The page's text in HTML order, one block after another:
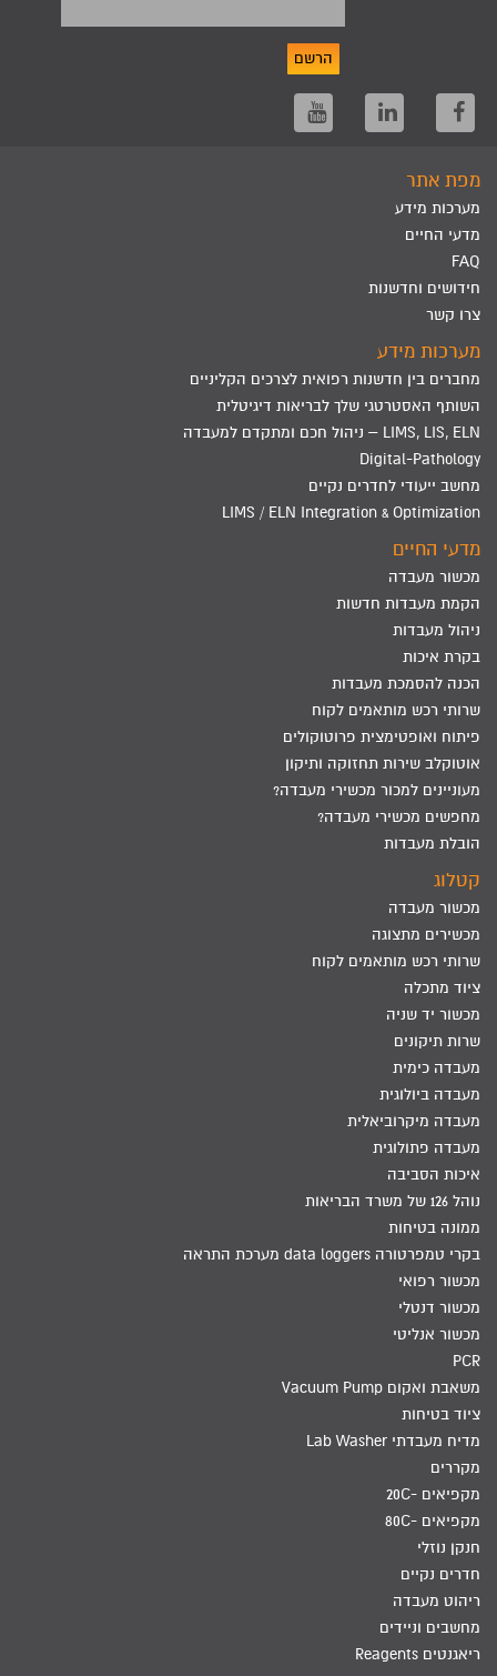
הרשם
מפת אתר
מערכות מידע
מדעי החיים
FAQ
חידושים וחדשנות
צרו קשר
מערכות מידע
מחברים בין חדשנות רפואית לצרכים הקליניים
השותף האסטרטגי שלך לבריאות דיגיטלית
LIMS, LIS, ELN – ניהול חכם ומתקדם למעבדה
Digital-Pathology
מחשב ייעודי לחדרים נקיים
LIMS / ELN Integration & Optimization
מדעי החיים
מכשור מעבדה
הקמת מעבדות חדשות
ניהול מעבדות
בקרת איכות
הכנה להסמכת מעבדות
שרותי רכש מותאמים לקוח
פיתוח ואופטימצית פרוטוקולים
אוטוקלב שירות תחזוקה ותיקון
מעוניינים למכור מכשירי מעבדה?
מחפשים מכשירי מעבדה?
הובלת מעבדות
קטלוג
מכשור מעבדה
מכשירים מתצוגה
שרותי רכש מותאמים לקוח
ציוד מתכלה
מכשור יד שניה
שרות תיקונים
מעבדה כימית
מעבדה ביולוגית
מעבדה מיקרוביאלית
מעבדה פתולוגית
איכות הסביבה
נוהל 126 של משרד הבריאות
ממונה בטיחות
בקרי טמפרטורה data loggers מערכת התראה
מכשור רפואי
מכשור דנטלי
מכשור אנליטי
PCR
משאבת ואקום Vacuum Pump
ציוד בטיחות
מדיח מעבדתי Lab Washer
מקררים
מקפיאים -20C
מקפיאים -80C
חנקן נוזלי
חדרים נקיים
ריהוט מעבדה
מחשבים וניידים
ריאגנטים Reagents